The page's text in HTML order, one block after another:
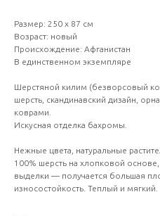
Размер: 250 х 87 см
Возраст: новый
Происхождение: Афганистан
В единственном экземпляре
Шерстяной килим (безворсовый
шерсть, скандинавский дизайн,
коврами.
Искусная отделка бахромы.
Нежные цвета, натуральные
100% шерсть на хлопковой
выделки — получается большая
износостойкость. Теплый и мягкий.